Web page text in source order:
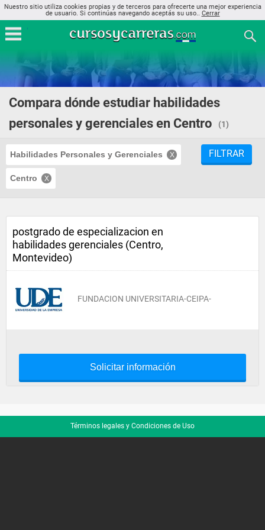
Nuestro sitio utiliza cookies propias y de terceros para ofrecerte una mejor experiencia
de usuario. Si continúas navegando aceptás su uso.. Cerrar
Compara dónde estudiar habilidades
personales y gerenciales en Centro
(1)
Habilidades Personales y Gerenciales
Centro
FILTRAR
postgrado de especializacion en
habilidades gerenciales (Centro,
Montevideo)
FUNDACION UNIVERSITARIA-CEIPA-
Solicitar información
Términos legales y Condiciones de Uso